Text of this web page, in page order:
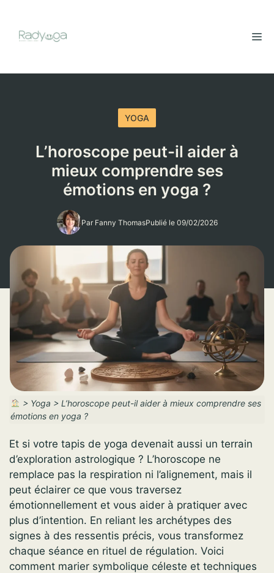
contenu
YOGA
L’horoscope peut-il aider à
mieux comprendre ses
émotions en yoga ?
Par Fanny ThomasPublié le 09/02/2026
> Yoga > L’horoscope peut-il aider à mieux comprendre ses
émotions en yoga ?
Et si votre tapis de yoga devenait aussi un terrain
d’exploration astrologique ? L’horoscope ne
remplace pas la respiration ni l’alignement, mais il
peut éclairer ce que vous traversez
émotionnellement et vous aider à pratiquer avec
plus d’intention. En reliant les archétypes des
signes à des ressentis précis, vous transformez
chaque séance en rituel de régulation. Voici
comment marier symbolique céleste et techniques